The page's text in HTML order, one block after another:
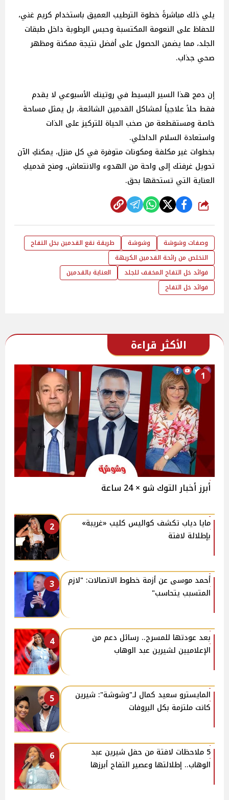
يلي ذلك مباشرةً خطوة الترطيب العميق باستخدام كريم غني،
للحفاظ على النعومة المكتسبة وحبس الرطوبة داخل طبقات
الجلد، مما يضمن الحصول على أفضل نتيجة ممكنة ومظهر
صحي جذاب.
إن دمج هذا السير البسيط في روتينك الأسبوعي لا يقدم
فقط حلاً علاجياً لمشاكل القدمين الشائعة، بل يمثل مساحة
خاصة ومستقطعة من صخب الحياة للتركيز على الذات
واستعادة السلام الداخلي.
بخطوات غير مكلفة ومكونات متوفرة في كل منزل، يمكنكِ الآن
تحويل غرفتك إلى واحة من الهدوء والانتعاش، ومنح قدميكِ
العناية التي تستحقها بحق.
شارك
وصفات وشوشة وشوشة
طريقة نقع القدمين بخل التفاح
التخلص من رائحة القدمين الكريهة
فوائد خل التفاح المخفف للجلد
العناية بالقدمين
فوائد خل التفاح
الأكثر قراءة
1
أبرز أخبار التوك شو × 24 ساعة
2
مايا دياب تكشف كواليس كليب «غريبة»
بإطلالة لافتة
3
أحمد موسى عن أزمة خطوط الاتصالات: "لازم
المتسبب يتحاسب"
4
بعد عودتها للمسرح.. رسائل دعم من
الإعلاميين لشيرين عبد الوهاب
5
المايسترو سعيد كمال لـ"وشوشة": شيرين
كانت ملتزمة بكل البروفات
6
5 ملاحظات لافتة من حفل شيرين عبد
الوهاب.. إطلالتها وعصير التفاح أبرزها